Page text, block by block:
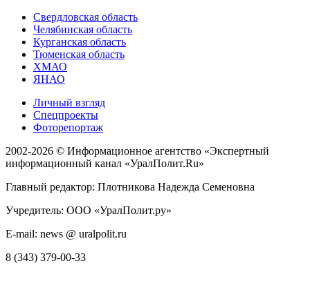
Свердловская область
Челябинская область
Курганская область
Тюменская область
ХМАО
ЯНАО
Личный взгляд
Спецпроекты
Фоторепортаж
2002-2026 © Информационное агентство «Экспертный
информационный канал «УралПолит.Ru»
Главный редактор: Плотникова Надежда Семеновна
Учредитель: ООО «УралПолит.ру»
E-mail: news @ uralpolit.ru
8 (343) 379-00-33